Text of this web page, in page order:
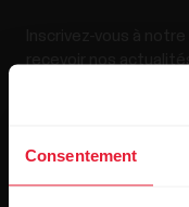
Consentement